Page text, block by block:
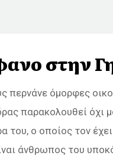
στην
όμορφες
παρακολουθεί όχι
του, ο οποίος τον
άνθρωπος του